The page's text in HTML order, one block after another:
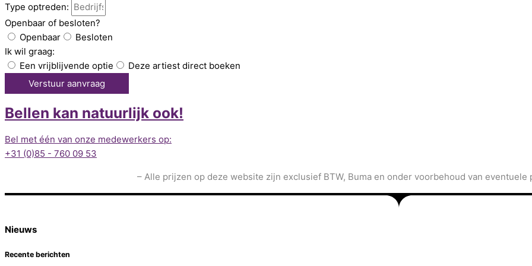
Type optreden:
Openbaar of besloten?
Openbaar
Besloten
Ik wil graag:
Een vrijblijvende optie
Deze artiest direct boeken
Verstuur aanvraag
Bellen kan natuurlijk ook!
Bel met één van onze medewerkers op:
+31 (0)85 - 760 09 53
– Alle prijzen op deze website zijn exclusief BTW, Buma en onder voorbehoud van
Nieuws
Recente berichten